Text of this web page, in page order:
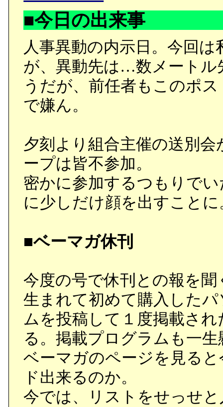
■今日の出来事
人事異動の内示日。今回
が、異動先は…数メートル
うだが、前任者もこのポ
で嫌ん。
夕刻より組合主催の送別
ープは皆不参加。
密かに参加するつもりで
に少しだけ顔を出すこと
■ベーマガ休刊
今度の号で休刊との報を聞
生まれて初めて購入した
ムを投稿して１度掲載さ
る。掲載プログラムも一
ベーマガのページを見る
ド出来るのか。
今では、リストをせっせ